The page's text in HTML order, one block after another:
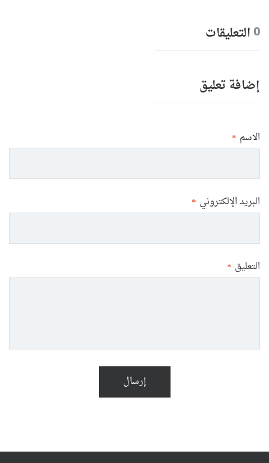
0 التعليقات
إضافة تعليق
الاسم *
البريد الإلكتروني *
التعليق *
إرسال